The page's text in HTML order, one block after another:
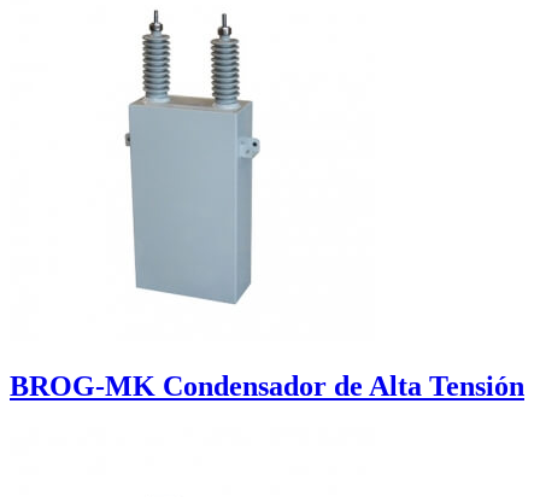
BROG-MK Condensador de Alta Tensión